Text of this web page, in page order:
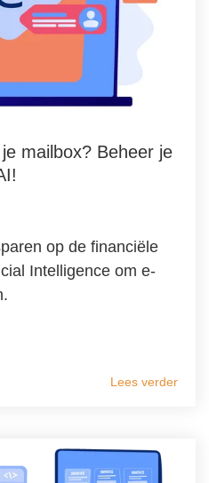
mailbox? Beheer je
op de financiële
Intelligence om e-
Lees verder